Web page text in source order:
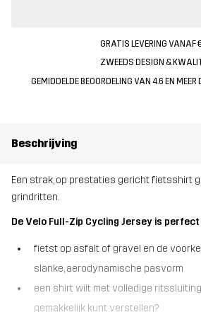
GRATIS LEVERING VANAF
ZWEEDS DESIGN &
GEMIDDELDE BEOORDELING VAN 4.6 EN
Beschrijving
Een strak, op prestaties gericht fietsshirt
grindritten.
De Velo Full-Zip Cycling Jersey is perfect
fietst op asfalt of gravel en de
slanke, aerodynamische pasvorm
een shirt wilt met volledige
gemakkelijk kunt verstellen?